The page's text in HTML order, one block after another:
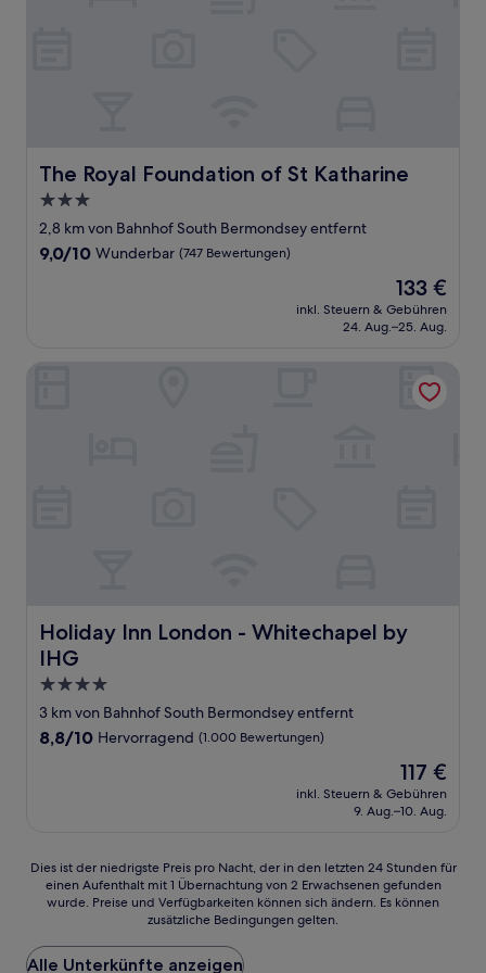
The Royal Foundation of St Katharine
The Royal Foundation of St Katharine
3.0-
Sterne-
Unterkunft
2,8 km von Bahnhof South Bermondsey entfernt
9.0
9,0/10 Wunderbar (747 Bewertungen)
Der
Preis
beträgt
133 €
inkl. Steuern & Gebühren
24. Aug.–25. Aug.
Holiday Inn London - Whitechapel by
IHG
Holiday Inn London - Whitechapel by IHG
4.0-
Sterne-
Unterkunft
3 km von Bahnhof South Bermondsey entfernt
8.8
8,8/10 Hervorragend (1.000 Bewertungen)
Der
Preis
beträgt
117 €
inkl. Steuern & Gebühren
9. Aug.–10. Aug.
Dies
der
Preis
pro
Dies ist der niedrigste Preis pro Nacht, der in den letzten 24 Stunden für
einen Aufenthalt mit 1 Übernachtung von 2 Erwachsenen gefunden
wurde. Preise und Verfügbarkeiten können sich ändern. Es können
zusätzliche Bedingungen gelten.
Alle Unterkünfte anzeigen